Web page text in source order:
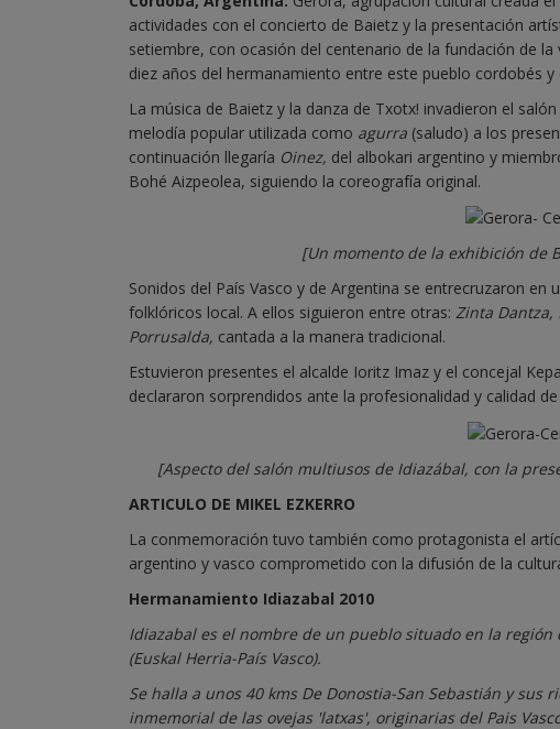
actividades con el concierto de Baietz y la presentación
setiembre, con ocasión del centenario de la fundación de
diez años del hermanamiento entre este pueblo cordobés y
La música de Baietz y la danza de Txotx! invadieron el
melodía popular utilizada como agurra (saludo) a los
continuación llegaría Oinez, del albokari argentino y
Bohé Aizpeolea, siguiendo la coreografía original.
[Un momento de la exhibición de
Sonidos del País Vasco y de Argentina se entrecruzaron en
folklóricos local. A ellos siguieron entre otras: Zinta Dantza,
Porrusalda, cantada a la manera tradicional.
Estuvieron presentes el alcalde Ioritz Imaz y el concejal
declararon sorprendidos ante la profesionalidad y calidad
[Aspecto del salón multiusos de Idiazábal, con la
ARTICULO DE MIKEL EZKERRO
La conmemoración tuvo también como protagonista el
argentino y vasco comprometido con la difusión de la
Hermanamiento Idiazabal 2010
Idiazabal es el nombre de un pueblo situado en la
(Euskal Herria-País Vasco).
Se halla a unos 40 kms De Donostia-San Sebastián y
inmemorial de las ovejas 'latxas', originarias del Pais